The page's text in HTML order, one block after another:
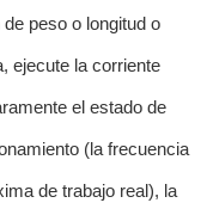
peso o longitud o
ejecute la corriente
el estado de
(la frecuencia
de trabajo real), la